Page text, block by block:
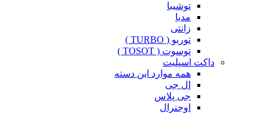
توشیبا
مدیا
زانتی
توربو ( TURBO )
توسوت ( TOSOT )
داکت اسپلیت
همه موارد این دسته
ال جی
جی پلاس
اوجنرال